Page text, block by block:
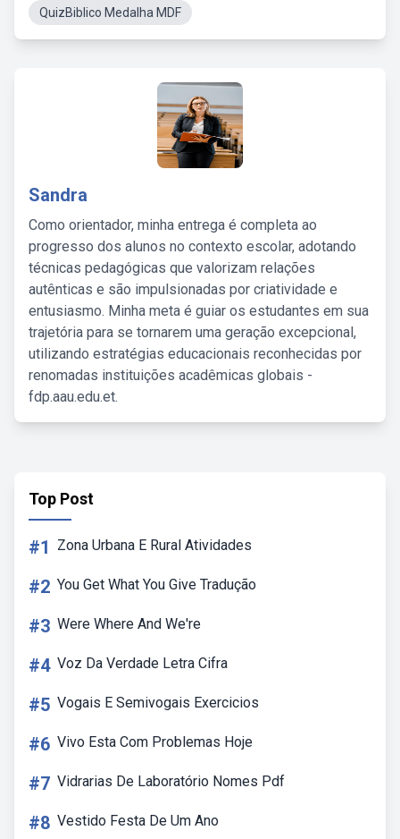
QuizBiblico Medalha MDF
Sandra
Como orientador, minha entrega é completa ao
progresso dos alunos no contexto escolar, adotando
técnicas pedagógicas que valorizam relações
autênticas e são impulsionadas por criatividade e
entusiasmo. Minha meta é guiar os estudantes em sua
trajetória para se tornarem uma geração excepcional,
utilizando estratégias educacionais reconhecidas por
renomadas instituições acadêmicas globais -
fdp.aau.edu.et.
Top Post
#1 Zona Urbana E Rural Atividades
#2 You Get What You Give Tradução
#3 Were Where And We're
#4 Voz Da Verdade Letra Cifra
#5 Vogais E Semivogais Exercicios
#6 Vivo Esta Com Problemas Hoje
#7 Vidrarias De Laboratório Nomes Pdf
#8 Vestido Festa De Um Ano